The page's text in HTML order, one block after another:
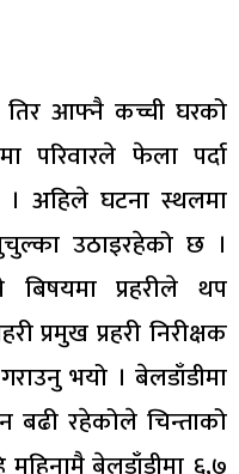
आफ्नै कच्ची घरको
परिवारले फेला पर्दा
। अहिले घटना स्थलमा
उठाइरहेको छ ।
प्रहरीले थप
प्रमुख प्रहरी निरीक्षक
भयो । बेलडाँडीमा
बढी रहेकोले चिन्ताको